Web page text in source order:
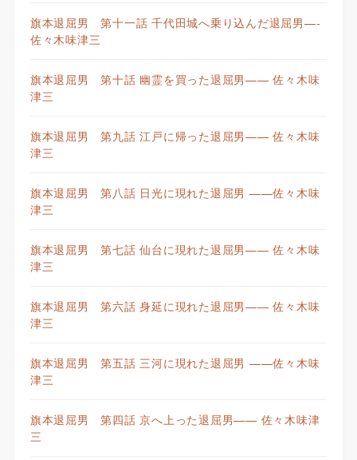
旗本退屈男 第十一話 千代田城へ乗り込んだ退屈男—-
佐々木味津三
旗本退屈男 第十話 幽霊を買った退屈男—— 佐々木味
津三
旗本退屈男 第九話 江戸に帰った退屈男—— 佐々木味
津三
旗本退屈男 第八話 日光に現れた退屈男 ——佐々木味
津三
旗本退屈男 第七話 仙台に現れた退屈男—— 佐々木味
津三
旗本退屈男 第六話 身延に現れた退屈男—— 佐々木味
津三
旗本退屈男 第五話 三河に現れた退屈男 ——佐々木味
津三
旗本退屈男 第四話 京へ上った退屈男—— 佐々木味津
三